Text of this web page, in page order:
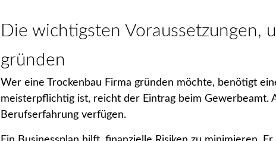
Die wichtigsten Voraussetzungen,
gründen
Wer eine Trockenbau Firma gründen möchte, benötigt
meisterpflichtig ist, reicht der Eintrag beim Gewerbeamt.
Berufserfahrung verfügen.